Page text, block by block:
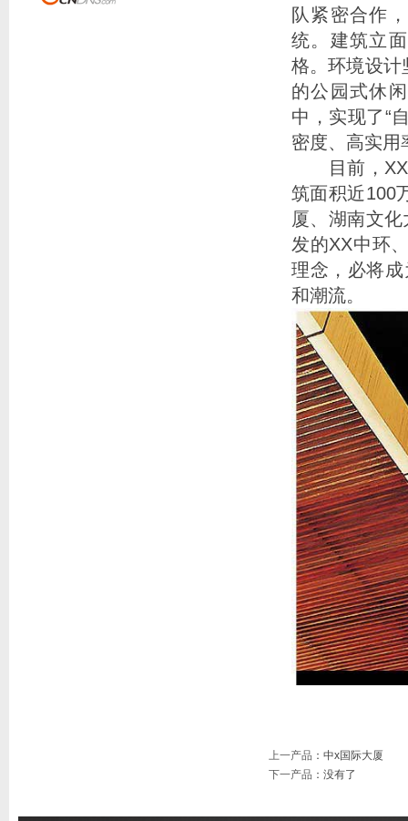
队紧密合作
统。建筑立
格。环境设计
的公园式休
中，实现了“
密度、高实用
目前，XX
筑面积近100
厦、湖南文
发的XX中环
理念，必将
和潮流。
上一产品 ： 中x国际大厦
下一产品 ：没有了